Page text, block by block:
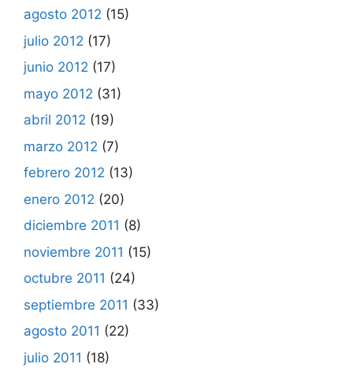
agosto 2012 (15)
julio 2012 (17)
junio 2012 (17)
mayo 2012 (31)
abril 2012 (19)
marzo 2012 (7)
febrero 2012 (13)
enero 2012 (20)
diciembre 2011 (8)
noviembre 2011 (15)
octubre 2011 (24)
septiembre 2011 (33)
agosto 2011 (22)
julio 2011 (18)